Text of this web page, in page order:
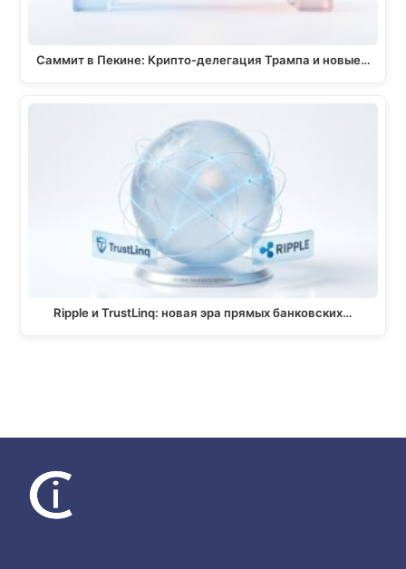
Саммит в Пекине: Крипто-делегация Трампа и новые…
Ripple и TrustLinq: новая эра прямых банковских…